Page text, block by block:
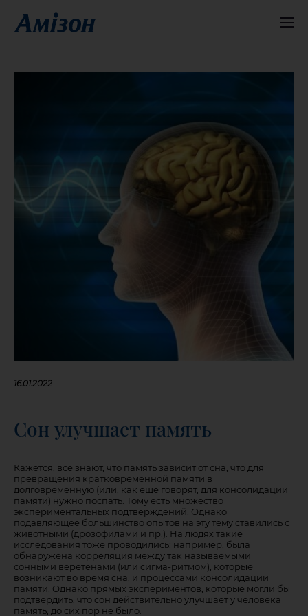
16.01.2022
Сон улучшает память
Кажется, все знают, что память зависит от сна, что для
превращения кратковременной памяти в
долговременную (или, как ещё говорят, для консолидации
памяти) нужно поспать. Тому есть множество
экспериментальных подтверждений. Однако
подавляющее большинство опытов на эту тему ставились с
животными (дрозофилами и пр.). На людях такие
исследования тоже проводились: например, была
обнаружена корреляция между так называемыми
сонными веретёнами (или сигма-ритмом), которые
возникают во время сна, и процессами консолидации
памяти. Однако прямых экспериментов, которые могли бы
подтвердить, что сон действительно улучшает у человека
память, до сих пор не было.